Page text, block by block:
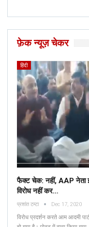
फ़ेक न्यूज़ चेकर
हिंदी
फैक्ट चेक: नहीं, AAP नेता
विरोध नहीं कर…
प्रशांत टम्टा Dec 17, 2020
विरोध प्रदर्शन करते आम आदमी